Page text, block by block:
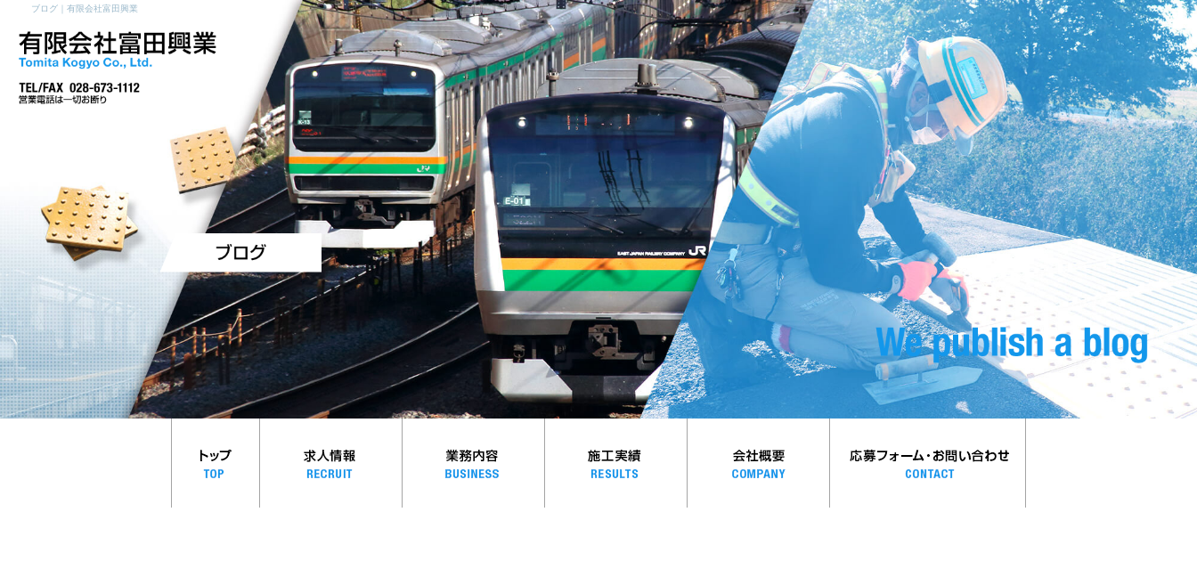
ブログ｜有限会社富田興業